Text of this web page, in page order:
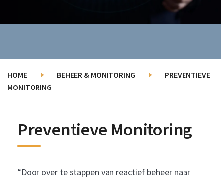
HOME BEHEER & MONITORING
PREVENTIEVE
MONITORING
Preventieve Monitoring
“Door over te stappen van reactief beheer naar